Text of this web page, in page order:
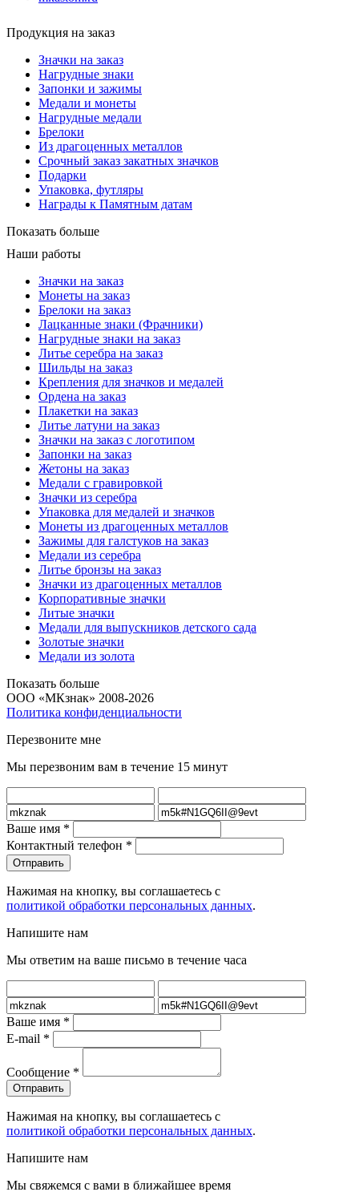
Продукция на заказ
Значки на заказ
Нагрудные знаки
Запонки и зажимы
Медали и монеты
Нагрудные медали
Брелоки
Из драгоценных металлов
Срочный заказ закатных значков
Подарки
Упаковка, футляры
Награды к Памятным датам
Показать больше
Наши работы
Значки на заказ
Монеты на заказ
Брелоки на заказ
Лацканные знаки (Фрачники)
Нагрудные знаки на заказ
Литье серебра на заказ
Шильды на заказ
Крепления для значков и медалей
Ордена на заказ
Плакетки на заказ
Литье латуни на заказ
Значки на заказ с логотипом
Запонки на заказ
Жетоны на заказ
Медали с гравировкой
Значки из серебра
Упаковка для медалей и значков
Монеты из драгоценных металлов
Зажимы для галстуков на заказ
Медали из серебра
Литье бронзы на заказ
Значки из драгоценных металлов
Корпоративные значки
Литые значки
Медали для выпускников детского сада
Золотые значки
Медали из золота
Показать больше
ООО «МКзнак» 2008-2026
Политика конфиденциальности
Перезвоните мне
Мы перезвоним вам в течение 15 минут
Ваше имя *
Контактный телефон *
Нажимая на кнопку, вы соглашаетесь с
политикой обработки персональных данных.
Напишите нам
Мы ответим на ваше письмо в течение часа
Ваше имя *
E-mail *
Сообщение *
Нажимая на кнопку, вы соглашаетесь с
политикой обработки персональных данных.
Напишите нам
Мы свяжемся с вами в ближайшее время